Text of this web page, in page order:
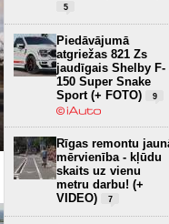
Arī Mercedes atgriezīs
pogas, tomēr ekrāni
5
Piedāvājumā
atgriežas 821 Zs
jaudīgais Shelby F-
150 Super Snake
Sport (+ FOTO)
9
Rīgas remontu
mērvienība - kļūdu
skaits uz vienu
metru darbu! (+
VIDEO)
7